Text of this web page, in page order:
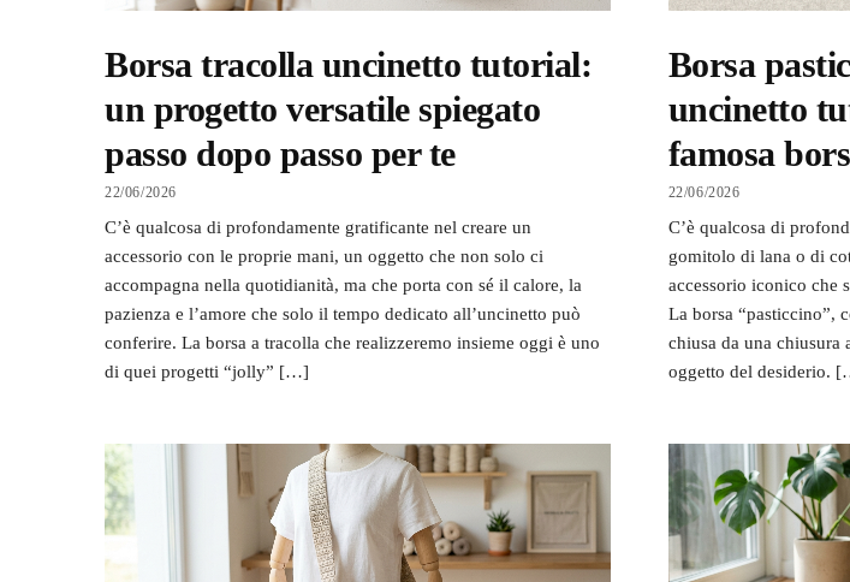
Borsa tracolla uncinetto tutorial:
un progetto versatile spiegato
passo dopo passo per te
22/06/2026
C’è qualcosa di profondamente gratificante nel creare un
accessorio con le proprie mani, un oggetto che non solo ci
accompagna nella quotidianità, ma che porta con sé il calore, la
pazienza e l’amore che solo il tempo dedicato all’uncinetto può
conferire. La borsa a tracolla che realizzeremo insieme oggi è uno
di quei progetti “jolly” […]
Borsa
uncinetto
famosa
22/06/2026
C’è qualcosa di
gomitolo di lana o di
accessorio iconico che
La borsa “pasticcino”,
chiusa da una chiusura
oggetto del desiderio.